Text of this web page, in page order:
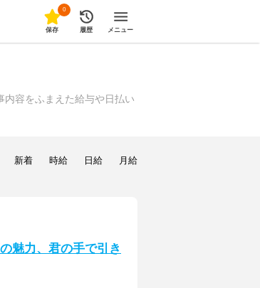
0
保存 履歴 メニュー
容をふまえた給与や日払い
新着 時給 日給 月給
魅力、君の手で引き